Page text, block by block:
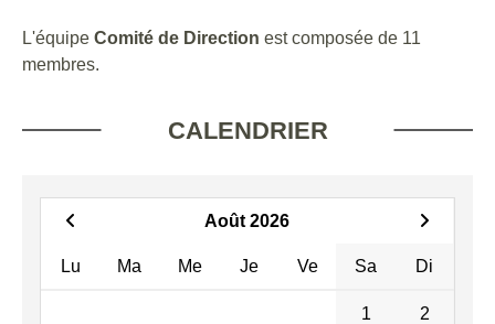
L'équipe Comité de Direction est composée de 11
membres.
CALENDRIER
Août 2026
Lu Ma Me Je Ve Sa Di
1 2